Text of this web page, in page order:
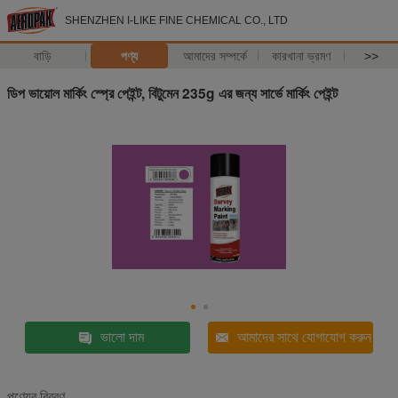
SHENZHEN I-LIKE FINE CHEMICAL CO., LTD
বাড়ি পণ্য আমাদের সম্পর্কে কারখানা ভ্রমণ >>
ডিপ ভায়োল মার্কিং স্প্রে পেইন্ট, বিটুমেন 235g এর জন্য সার্ভে মার্কিং পেইন্ট
ভালো দাম আমাদের সাথে যোগাযোগ করুন